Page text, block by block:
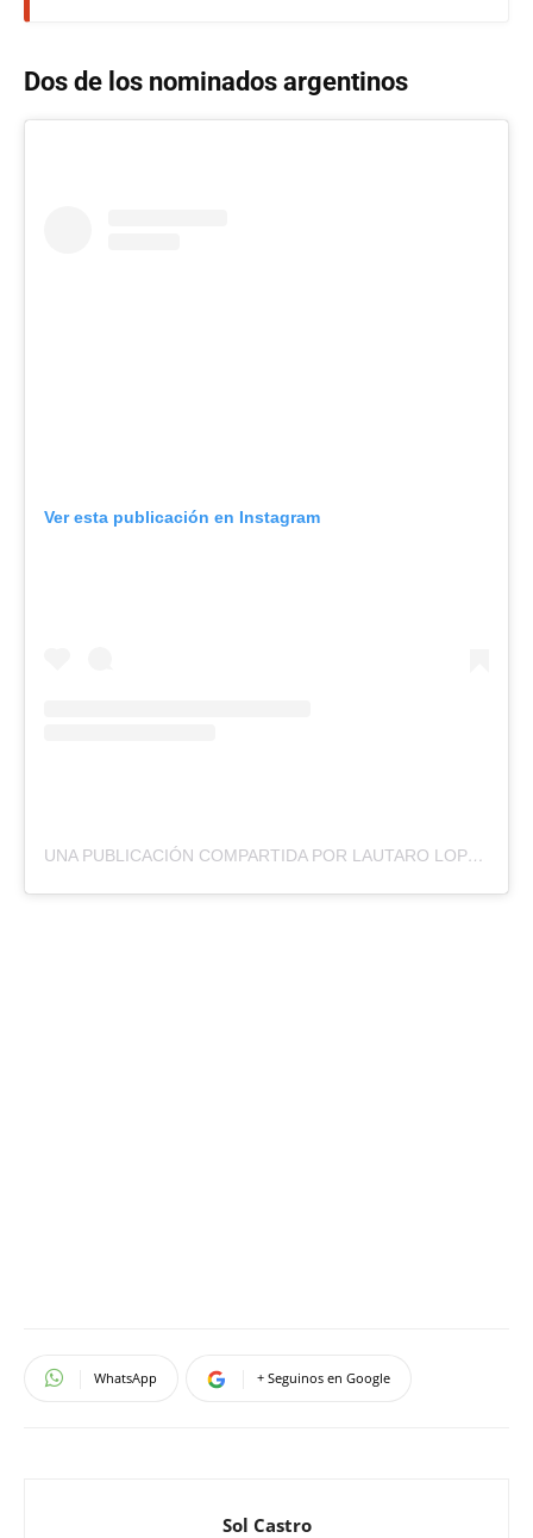
Dos de los nominados argentinos
Ver esta publicación en Instagram
UNA PUBLICACIÓN COMPARTIDA POR LAUTARO LOPEZ (@LAUTAROLPZ)
WhatsApp + Seguinos en Google
Sol Castro